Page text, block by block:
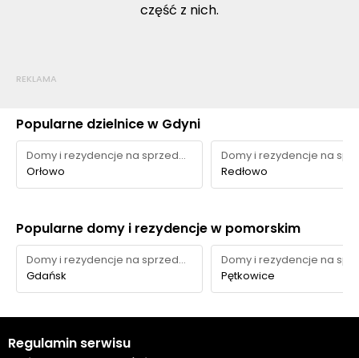
część z nich.
REKLAMA
Popularne dzielnice w Gdyni
Domy i rezydencje na sprzedaż
Orłowo
Redłowo
Popularne domy i rezydencje w pomorskim
Domy i rezydencje na sprzedaż
Gdańsk
Pętkowice
Regulamin serwisu